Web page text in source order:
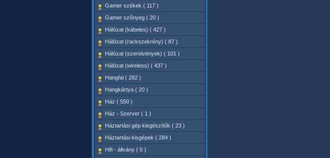
Gamer székek ( 117 )
Gamer szőnyeg ( 20 )
Hálózat (kábeles) ( 427 )
Hálózat (rackszekrény) ( 87 )
Hálózat (szerelvények) ( 101 )
Hálózat (wireless) ( 437 )
Hangfal ( 282 )
Hangkártya ( 20 )
Ház ( 550 )
Ház - Szerver ( 1 )
Háztartási gép kiegészítők ( 23 )
Háztartási kisgépek ( 284 )
Hifi - állvány ( 0 )